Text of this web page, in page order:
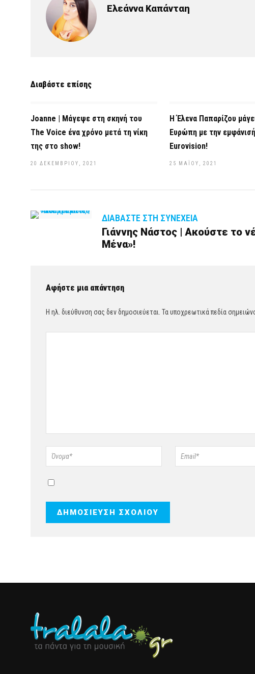
Ελεάννα Καπάνταη
Διαβάστε επίσης
Joanne | Μάγεψε στη σκηνή του
The Voice ένα χρόνο μετά τη νίκη
της στο show!
20 ΔΕΚΕΜΒΡΊΟΥ, 2021
Η Έλενα Παπαρίζου
Ευρώπη με την
Eurovision!
25 ΜΑΪ́ΟΥ, 2021
ΔΙΑΒΆΣΤΕ ΣΤΗ ΣΥΝΈΧΕΙΑ
Γιάννης Νάστος | Ακούστε το
Μένα»!
Αφήστε μια απάντηση
Η ηλ. διεύθυνση σας δεν δημοσιεύεται. Τα υποχρεωτικά πεδία